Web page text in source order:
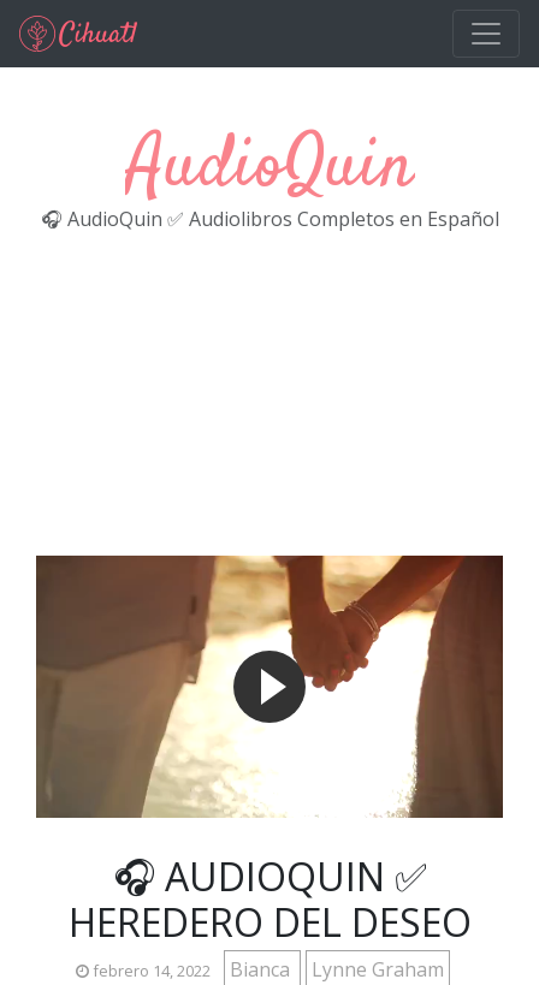
Ir al contenido principal
AudioQuin
🎧 AudioQuin ✅ Audiolibros Completos en Español
🎧 AUDIOQUIN ✅
HEREDERO DEL DESEO
febrero 14, 2022 Bianca Lynne Graham